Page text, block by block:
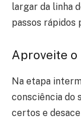
largar da linha
passos rápidos
Aproveite o
Na etapa
consciência do
certos e